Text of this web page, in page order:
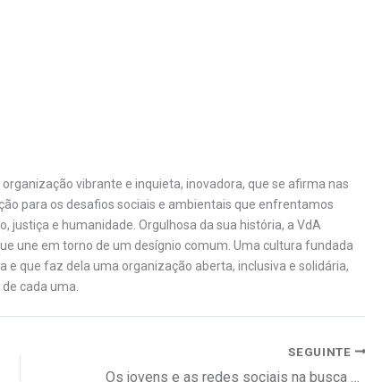
organização vibrante e inquieta, inovadora, que se afirma nas
para os desafios sociais e ambientais que enfrentamos
justiça e humanidade. Orgulhosa da sua história, a VdA
une em torno de um desígnio comum. Uma cultura fundada
e que faz dela uma organização aberta, inclusiva e solidária,
cada uma.
SEGUINTE